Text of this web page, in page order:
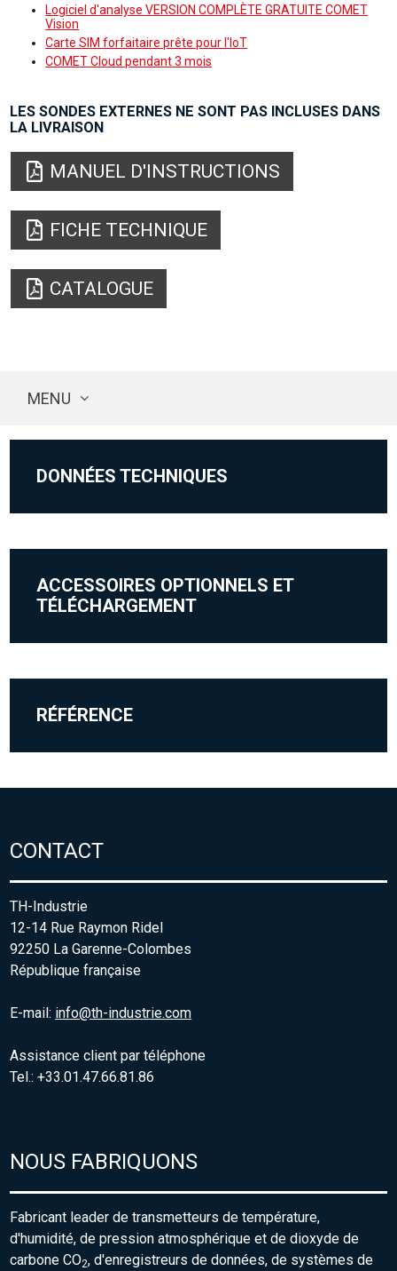
Logiciel d'analyse VERSION COMPLÈTE GRATUITE COMET
Vision
Carte SIM forfaitaire prête pour l'IoT
COMET Cloud pendant 3 mois
LES SONDES EXTERNES NE SONT PAS INCLUSES DANS
LA LIVRAISON
MANUEL D'INSTRUCTIONS
FICHE TECHNIQUE
CATALOGUE
MENU
DONNÉES TECHNIQUES
ACCESSOIRES OPTIONNELS ET
TÉLÉCHARGEMENT
RÉFÉRENCE
CONTACT
TH-Industrie
12-14 Rue Raymon Ridel
92250 La Garenne-Colombes
République française
E-mail: info@th-industrie.com
Assistance client par téléphone
Tel.: +33.01.47.66.81.86
NOUS FABRIQUONS
Fabricant leader de transmetteurs de température,
d'humidité, de pression atmosphérique et de dioxyde de
carbone CO2, d'enregistreurs de données, de systèmes de